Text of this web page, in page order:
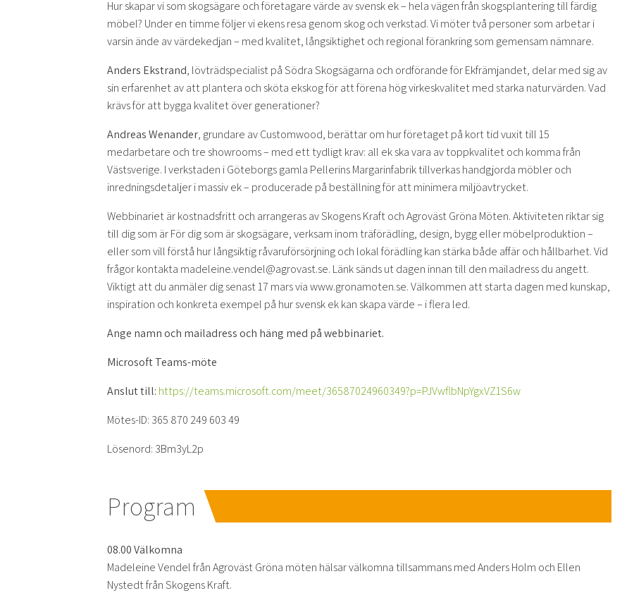
Hur skapar vi som skogsägare och företagare värde av svensk ek – hela vägen från skogsplantering till färdig
möbel? Under en timme följer vi ekens resa genom skog och verkstad. Vi möter två personer som arbetar i
varsin ände av värdekedjan – med kvalitet, långsiktighet och regional förankring som gemensam nämnare.
Anders Ekstrand, lövträdspecialist på Södra Skogsägarna och ordförande för Ekfrämjandet, delar med sig av
sin erfarenhet av att plantera och sköta ekskog för att förena hög virkeskvalitet med starka naturvärden. Vad
krävs för att bygga kvalitet över generationer?
Andreas Wenander, grundare av Customwood, berättar om hur företaget på kort tid vuxit till 15
medarbetare och tre showrooms – med ett tydligt krav: all ek ska vara av toppkvalitet och komma från
Västsverige. I verkstaden i Göteborgs gamla Pellerins Margarinfabrik tillverkas handgjorda möbler och
inredningsdetaljer i massiv ek – producerade på beställning för att minimera miljöavtrycket.
Webbinariet är kostnadsfritt och arrangeras av Skogens Kraft och Agroväst Gröna Möten. Aktiviteten riktar sig
till dig som är För dig som är skogsägare, verksam inom träförädling, design, bygg eller möbelproduktion –
eller som vill förstå hur långsiktig råvaruförsörjning och lokal förädling kan stärka både affär och hållbarhet. Vid
frågor kontakta madeleine.vendel@agrovast.se. Länk sänds ut dagen innan till den mailadress du angett.
Viktigt att du anmäler dig senast 17 mars via www.gronamoten.se. Välkommen att starta dagen med kunskap,
inspiration och konkreta exempel på hur svensk ek kan skapa värde – i flera led.
Ange namn och mailadress och häng med på webbinariet.
Microsoft Teams-möte
Anslut till: https://teams.microsoft.com/meet/36587024960349?p=PJVwflbNpYgxVZ1S6w
Mötes-ID: 365 870 249 603 49
Lösenord: 3Bm3yL2p
Program
08.00 Välkomna
Madeleine Vendel från Agroväst Gröna möten hälsar välkomna tillsammans med Anders Holm och Ellen
Nystedt från Skogens Kraft.